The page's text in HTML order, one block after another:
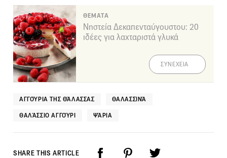
ΘΕΜΑΤΑ
Νηστεία Δεκαπενταύγουστου: 20
ιδέες για λαχταριστά γλυκά
ΣΥΝΕΧΕΙΑ
ΑΓΓΟΎΡΙΑ ΤΗΣ ΘΆΛΑΣΣΑΣ ΘΑΛΑΣΣΙΝΆ
ΘΑΛΆΣΣΙΟ ΑΓΓΟΎΡΙ ΨΆΡΙΑ
SHARE THIS ARTICLE